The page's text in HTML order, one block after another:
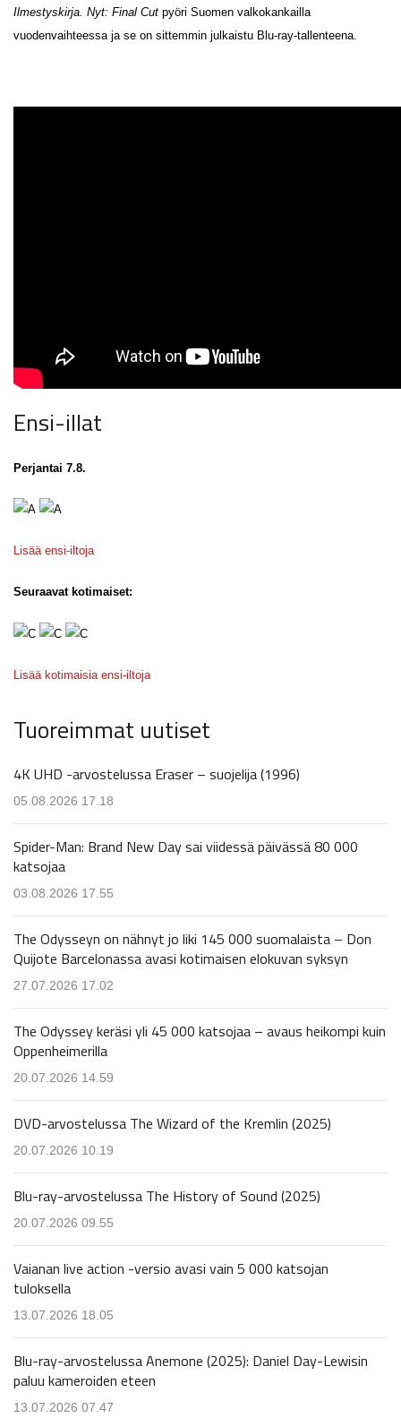
Ilmestyskirja. Nyt: Final Cut pyöri Suomen valkokankailla
vuodenvaihteessa ja se on sittemmin julkaistu Blu-ray-tallenteena.
Ensi-illat
Perjantai 7.8.
Lisää ensi-iltoja
Seuraavat kotimaiset:
Lisää kotimaisia ensi-iltoja
Tuoreimmat uutiset
4K UHD -arvostelussa Eraser – suojelija (1996)
05.08.2026 17.18
Spider-Man: Brand New Day sai viidessä päivässä 80 000
katsojaa
03.08.2026 17.55
The Odysseyn on nähnyt jo liki 145 000 suomalaista – Don
Quijote Barcelonassa avasi kotimaisen elokuvan syksyn
27.07.2026 17.02
The Odyssey keräsi yli 45 000 katsojaa – avaus heikompi kuin
Oppenheimerilla
20.07.2026 14.59
DVD-arvostelussa The Wizard of the Kremlin (2025)
20.07.2026 10.19
Blu-ray-arvostelussa The History of Sound (2025)
20.07.2026 09.55
Vaianan live action -versio avasi vain 5 000 katsojan
tuloksella
13.07.2026 18.05
Blu-ray-arvostelussa Anemone (2025): Daniel Day-Lewisin
paluu kameroiden eteen
13.07.2026 07.47